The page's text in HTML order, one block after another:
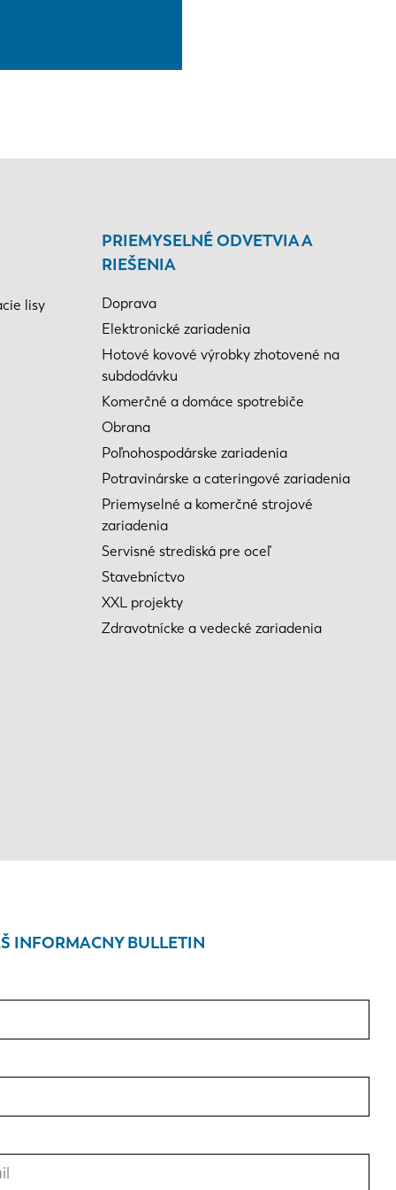
lisy
PRIEMYSELNÉ ODVETVIA A
RIEŠENIA
Doprava
Elektronické zariadenia
Hotové kovové výrobky zhotovené na
subdodávku
Komerčné a domáce spotrebiče
Obrana
Poľnohospodárske zariadenia
Potravinárske a cateringové zariadenia
Priemyselné a komerčné strojové
zariadenia
Servisné strediská pre oceľ
Stavebníctvo
XXL projekty
Zdravotnícke a vedecké zariadenia
INFORMACNY BULLETIN